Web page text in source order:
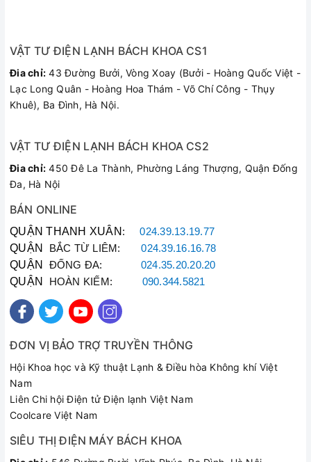
VẬT TƯ ĐIỆN LẠNH BÁCH KHOA CS1
Đia chỉ: 43 Đường Bưởi, Vòng Xoay (Bưởi - Hoàng Quốc Việt -
Lạc Long Quân - Hoàng Hoa Thám - Võ Chí Công - Thụy
Khuê), Ba Đình, Hà Nội.
VẬT TƯ ĐIỆN LẠNH BÁCH KHOA CS2
Đia chỉ: 450 Đê La Thành, Phường Láng Thượng, Quận Đống
Đa, Hà Nội
BÁN ONLINE
QUẬN THANH XUÂN :024.39.13.19.77
QUẬN BẮC TỪ LIÊM:024.39.16.16.78
QUẬN ĐỐNG ĐA: 024.35.20.20.20
QUẬN HOÀN KIẾM: 090.344.5821
ĐƠN VỊ BẢO TRỢ TRUYỀN THÔNG
Hội Khoa học và Kỹ thuật Lạnh & Điều hòa Không khí Việt
Nam
Liên Chi hội Điện tử Điện lạnh Việt Nam
Coolcare Việt Nam
SIÊU THỊ ĐIỆN MÁY BÁCH KHOA